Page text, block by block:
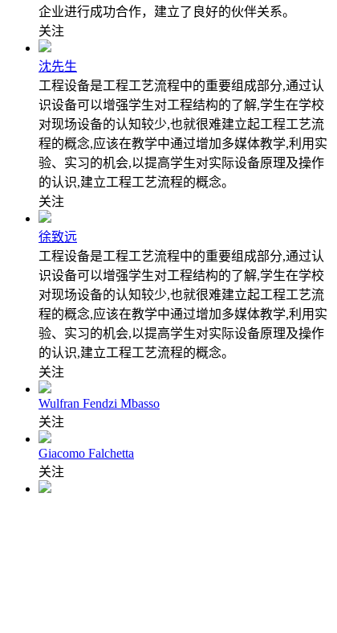
企业进行成功合作，建立了良好的伙伴关系。
关注
沈先生
工程设备是工程工艺流程中的重要组成部分,通过认
识设备可以增强学生对工程结构的了解,学生在学校
对现场设备的认知较少,也就很难建立起工程工艺流
程的概念,应该在教学中通过增加多媒体教学,利用实
验、实习的机会,以提高学生对实际设备原理及操作
的认识,建立工程工艺流程的概念。
关注
徐致远
工程设备是工程工艺流程中的重要组成部分,通过认
识设备可以增强学生对工程结构的了解,学生在学校
对现场设备的认知较少,也就很难建立起工程工艺流
程的概念,应该在教学中通过增加多媒体教学,利用实
验、实习的机会,以提高学生对实际设备原理及操作
的认识,建立工程工艺流程的概念。
关注
Wulfran Fendzi Mbasso
关注
Giacomo Falchetta
关注